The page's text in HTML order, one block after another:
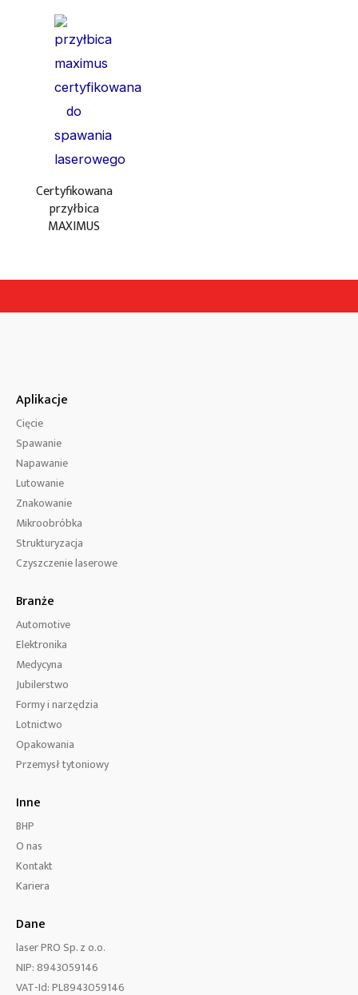
Certyfikowana
przyłbica
MAXIMUS
Aplikacje
Cięcie
Spawanie
Napawanie
Lutowanie
Znakowanie
Mikroobróbka
Strukturyzacja
Czyszczenie laserowe
Branże
Automotive
Elektronika
Medycyna
Jubilerstwo
Formy i narzędzia
Lotnictwo
Opakowania
Przemysł tytoniowy
Inne
BHP
O nas
Kontakt
Kariera
Dane
laser PRO Sp. z o.o.
NIP: 8943059146
VAT-Id: PL8943059146